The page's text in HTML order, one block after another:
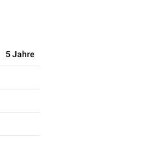
5 Jahre